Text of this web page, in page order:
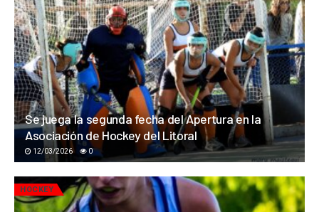
Se juega la segunda fecha del Apertura en la
Asociación de Hockey del Litoral
12/03/2026 0
HOCKEY